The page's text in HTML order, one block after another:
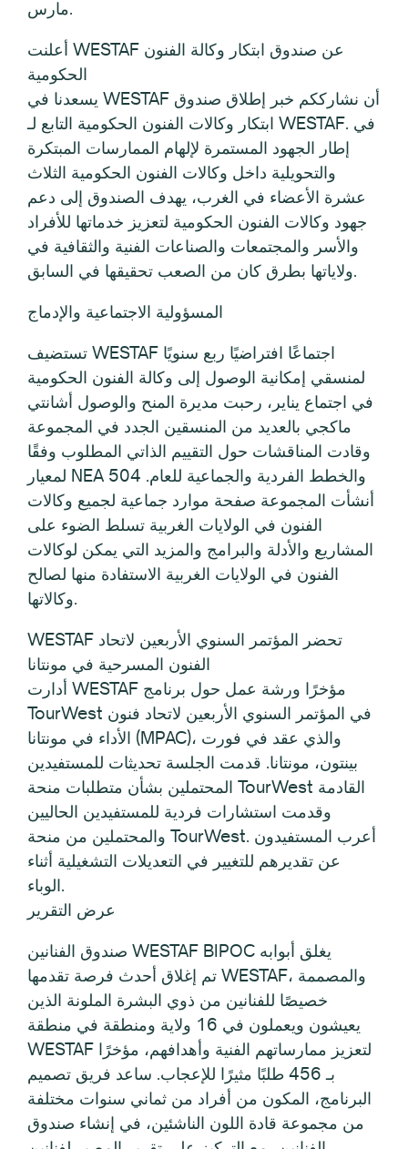
مارس.
أعلنت WESTAF عن صندوق ابتكار وكالة الفنون
الحكومية
يسعدنا في WESTAF أن نشارككم خبر إطلاق صندوق
ابتكار وكالات الفنون الحكومية التابع لـ WESTAF. في
إطار الجهود المستمرة لإلهام الممارسات المبتكرة
والتحويلية داخل وكالات الفنون الحكومية الثلاث
عشرة الأعضاء في الغرب، يهدف الصندوق إلى دعم
جهود وكالات الفنون الحكومية لتعزيز خدماتها للأفراد
والأسر والمجتمعات والصناعات الفنية والثقافية في
ولاياتها بطرق كان من الصعب تحقيقها في السابق.
تستضيف WESTAF اجتماعًا افتراضيًا ربع سنويًا
لمنسقي إمكانية الوصول إلى وكالة الفنون الحكومية
في اجتماع يناير، رحبت مديرة المنح والوصول أشانتي
ماكجي بالعديد من المنسقين الجدد في المجموعة
وقادت المناقشات حول التقييم الذاتي المطلوب وفقًا
لمعيار NEA 504 والخطط الفردية والجماعية للعام.
أنشأت المجموعة صفحة موارد جماعية لجميع وكالات
الفنون في الولايات الغربية تسلط الضوء على
المشاريع والأدلة والبرامج والمزيد التي يمكن لوكالات
الفنون في الولايات الغربية الاستفادة منها لصالح
وكالاتها.
WESTAF تحضر المؤتمر السنوي الأربعين لاتحاد
الفنون المسرحية في مونتانا
أدارت WESTAF مؤخرًا ورشة عمل حول برنامج
TourWest في المؤتمر السنوي الأربعين لاتحاد فنون
الأداء في مونتانا (MPAC)، والذي عقد في فورت
بينتون، مونتانا. قدمت الجلسة تحديثات للمستفيدين
المحتملين بشأن متطلبات منحة TourWest القادمة
وقدمت استشارات فردية للمستفيدين الحاليين
والمحتملين من منحة TourWest. أعرب المستفيدون
عن تقديرهم للتغيير في التعديلات التشغيلية أثناء
الوباء.
عرض التقرير
صندوق الفنانين WESTAF BIPOC يغلق أبوابه
تم إغلاق أحدث فرصة تقدمها WESTAF، والمصممة
خصيصًا للفنانين من ذوي البشرة الملونة الذين
يعيشون ويعملون في 16 ولاية ومنطقة في منطقة
WESTAF لتعزيز ممارساتهم الفنية وأهدافهم، مؤخرًا
بـ 456 طلبًا مثيرًا للإعجاب. ساعد فريق تصميم
البرنامج، المكون من أفراد من ثماني سنوات مختلفة
من مجموعة قادة اللون الناشئين، في إنشاء صندوق